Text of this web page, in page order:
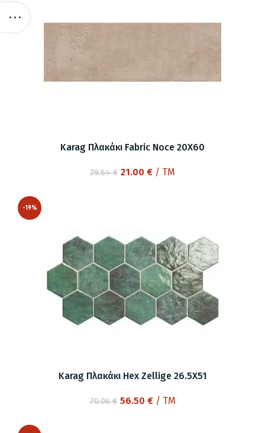
Karag Πλακάκι Fabric Noce 20X60
29.64€ Original
21.00 €Η/ TM
-19%
Karag Πλακάκι Hex Zellige 26.5X51
70.06€ Original
56.50 €Η/ TM